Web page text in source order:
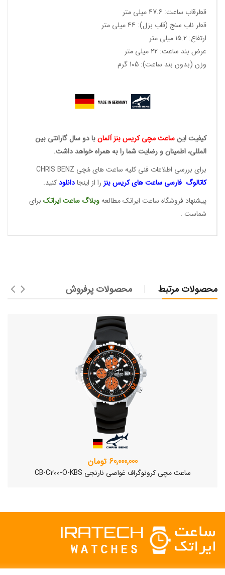
قطرقاب ساعت: 47.6 میلی متر
قطر ناب سنج (قاب بزل): 44 میلی متر
ارتفاع: 15.2 میلی متر
عرض بند ساعت: 22 میلی متر
وزن (بدون بند ساعت): 105 گرم
کیفیت اینساعت مچی کریسبنز آلمانبا دو سال گارانتی بین
المللی، اطمینان و رضایت شما را به همراه خواهد داشت.
برای بررسی اطلاعات فنی کلیه ساعت های مُچی CHRIS BENZ
کاتالوگ فارسی ساعت هایکریس بنز را از اینجادانلودکنید.
پیشنهاد فروشگاه ساعت ایراتک مطالعهوبلاگ ساعتایراتک برای
شماست .
محصولات مرتبط محصولات پرفروش
60,000,000 تومان
ساعت مچی کرونوگراف غواصی نارنجی CB-C200-O-KBS